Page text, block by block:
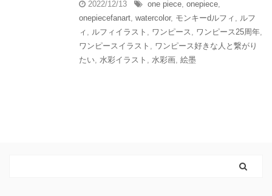
2022/12/13 one piece, onepiece,
onepiecefanart, watercolor, モンキーdルフィ , ルフ
ィ , ルフィイラスト , ワンピース, ワンピース25周年,
ワンピースイラスト , ワンピース好きな人と繋がり
たい, 水彩イラスト , 水彩画, 絵墨